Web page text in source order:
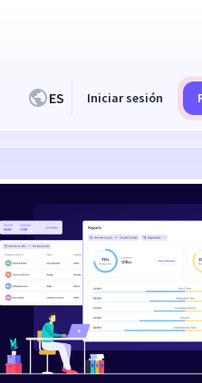
ES Iniciar sesión